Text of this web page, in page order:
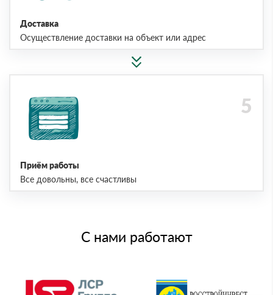
Доставка
Осуществление доставки на объект или адрес
Приём работы
Все довольны, все счастливы
С нами работают